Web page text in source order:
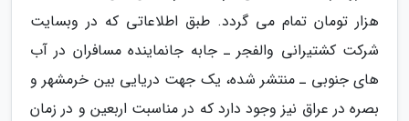
هزار تومان تمام می گردد. طبق اطلاعاتی که در وبسایت
شرکت کشتیرانی والفجر ـ جابه جانماینده مسافران در آب
های جنوبی ـ منتشر شده، یک جهت دریایی بین خرمشهر و
بصره در عراق نیز وجود دارد که در مناسبت اربعین و در زمان